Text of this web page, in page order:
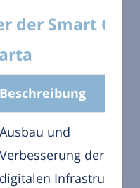
der Smart City
Beschreibung
Ausbau und
Verbesserung der
digitalen Infrastruktur,